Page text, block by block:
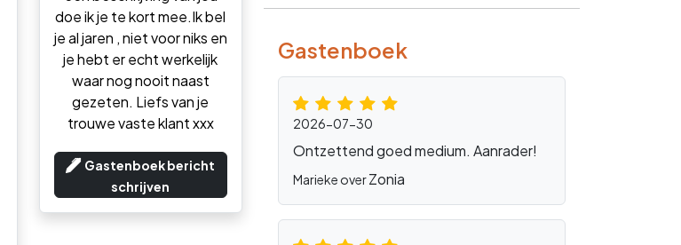
doe ik je te kort mee.Ik bel
je al jaren , niet voor niks en
je hebt er echt werkelijk
waar nog nooit naast
gezeten. Liefs van je
trouwe vaste klant xxx
Gastenboek bericht
schrijven
Gastenboek
2026-07-30
Ontzettend goed medium. Aanrader!
Marieke overZonia